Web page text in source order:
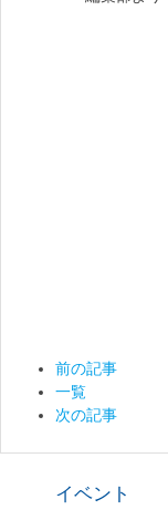
前の記事
一覧
次の記事
イベント